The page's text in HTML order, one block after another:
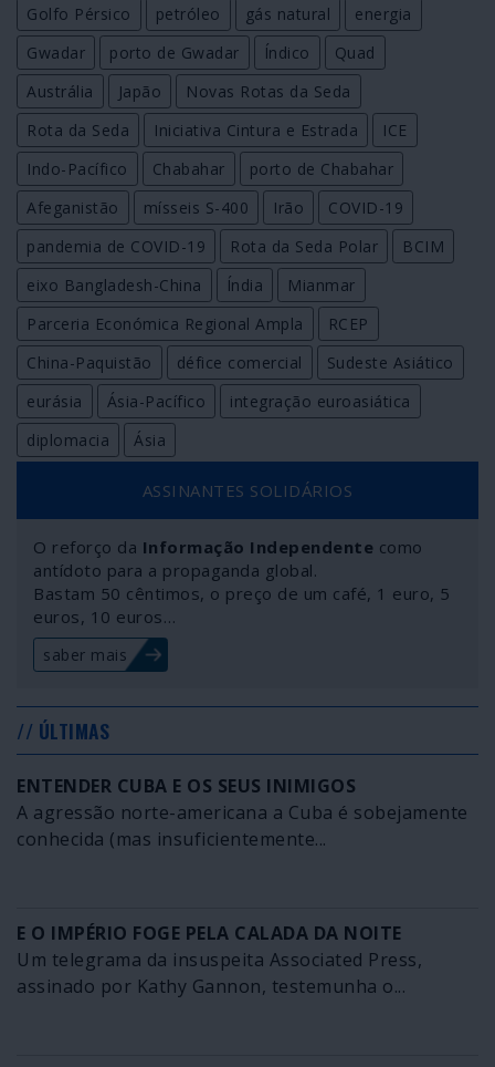
Golfo Pérsico
petróleo gás natural
energia
Gwadar
porto de Gwadar Índico
Quad
Austrália
Japão
Novas Rotas da Seda
Rota da Seda
Iniciativa Cintura e Estrada
ICE
Indo-Pacífico
Chabahar
porto de Chabahar
Afeganistão
mísseis S-400 Irão
COVID-19
pandemia de COVID-19
Rota da Seda Polar
BCIM
eixo Bangladesh-China
Índia
Mianmar
Parceria Económica Regional Ampla
RCEP
China-Paquistão
défice comercial
Sudeste Asiático
eurásia
Ásia-Pacífico
integração euroasiática
diplomacia
Ásia
ASSINANTES SOLIDÁRIOS
O reforço da Informação Independente como
antídoto para a propaganda global.
Bastam 50 cêntimos, o preço de um café, 1 euro, 5
euros, 10 euros…
saber mais
// ÚLTIMAS
ENTENDER CUBA E OS SEUS INIMIGOS
A agressão norte-americana a Cuba é sobejamente
conhecida (mas insuficientemente...
E O IMPÉRIO FOGE PELA CALADA DA NOITE
Um telegrama da insuspeita Associated Press,
assinado por Kathy Gannon, testemunha o...